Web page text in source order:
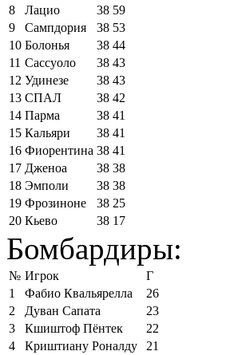
8
Лацио 38 59
9
Сампдория 38 53
10 Болонья 38 44
11 Сассуоло 38 43
12 Удинезе 38 43
13 СПАЛ 38 42
14 Парма 38 41
15 Кальяри 38 41
16 Фиорентина 38 41
17 Дженоа 38 38
18 Эмполи 38 38
19 Фрозиноне 38 25
20 Кьево 38 17
Бомбардиры:
№ Игрок
Г
1
Фабио Квальярелла
26
2
Дуван Сапата
23
3
Кшиштоф Пёнтек
22
4
Криштиану Роналду
21